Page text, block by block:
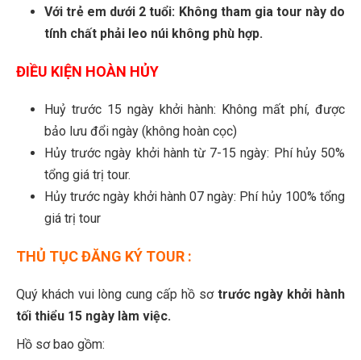
Với trẻ em dưới 2 tuổi: Không tham gia tour này do
tính chất phải leo núi không phù hợp.
ĐIỀU KIỆN HOÀN HỦY
Huỷ trước 15 ngày khởi hành: Không mất phí, được
bảo lưu đổi ngày (không hoàn cọc)
Hủy trước ngày khởi hành từ 7-15 ngày: Phí hủy 50%
tổng giá trị tour.
Hủy trước ngày khởi hành 07 ngày: Phí hủy 100% tổng
giá trị tour
THỦ TỤC ĐĂNG KÝ TOUR :
Quý khách vui lòng cung cấp hồ sơ trước ngày khởi hành
tối thiểu 15 ngày làm việc.
Hồ sơ bao gồm: